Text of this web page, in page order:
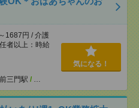
1687円 / 介護
者以上：時給
三門駅 / …
気になる！